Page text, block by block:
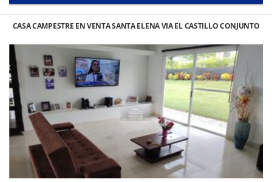
CASA CAMPESTRE EN VENTA SANTA ELENA VIA EL CASTILLO CONJUNTO